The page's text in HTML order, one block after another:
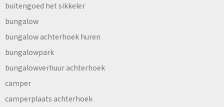
buitengoed het sikkeler
bungalow
bungalow achterhoek huren
bungalowpark
bungalowverhuur achterhoek
camper
camperplaats achterhoek